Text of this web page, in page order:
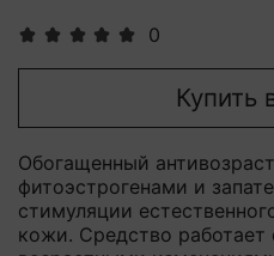
0
Купить
Обогащенный
фитоэстрогенами и
стимуляции
кожи. Средство